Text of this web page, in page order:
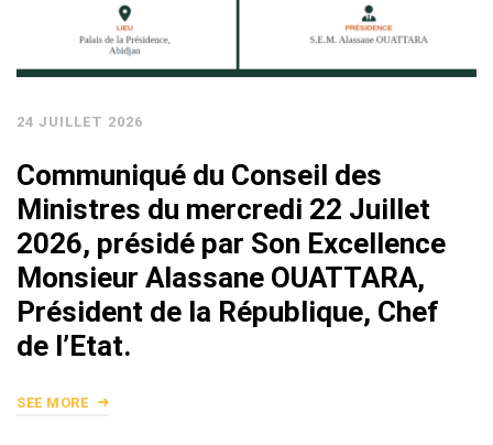
24 JUILLET 2026
Communiqué du Conseil des
Ministres du mercredi 22 Juillet
2026, présidé par Son Excellence
Monsieur Alassane OUATTARA,
Président de la République, Chef
de l’Etat.
SEE MORE